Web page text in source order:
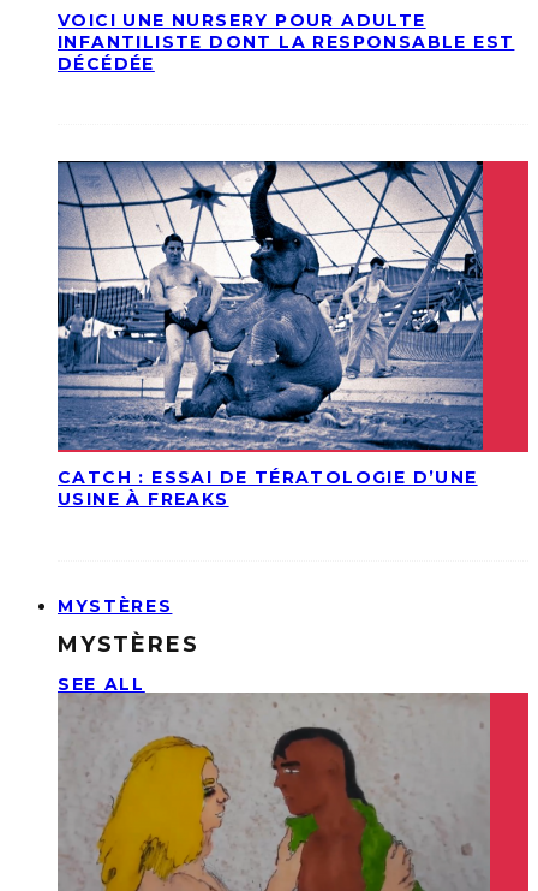
VOICI UNE NURSERY POUR ADULTE
INFANTILISTE DONT LA RESPONSABLE EST
DÉCÉDÉE
CATCH : ESSAI DE TÉRATOLOGIE D’UNE
USINE À FREAKS
MYSTÈRES
MYSTÈRES
SEE ALL